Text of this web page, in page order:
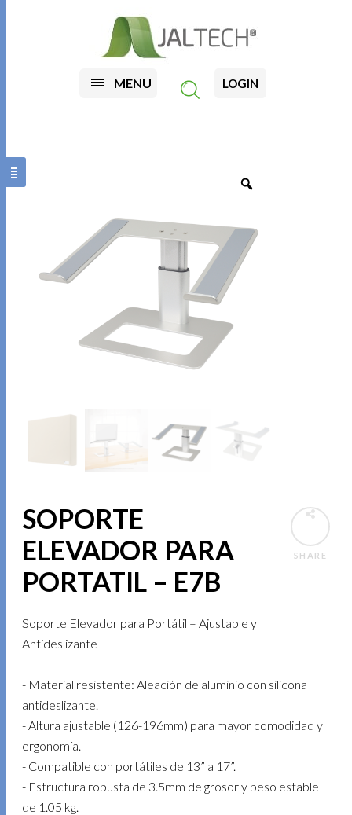
MENU LOGIN
SHARE
SOPORTE
ELEVADOR PARA
PORTATIL – E7B
Soporte Elevador para Portátil – Ajustable y
Antideslizante
- Material resistente: Aleación de aluminio con silicona
antideslizante.
- Altura ajustable (126-196mm) para mayor comodidad y
ergonomía.
- Compatible con portátiles de 13” a 17”.
- Estructura robusta de 3.5mm de grosor y peso estable
de 1.05 kg.